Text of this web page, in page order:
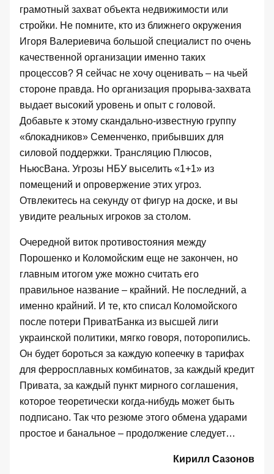
грамотный захват объекта недвижимости или
стройки. Не помните, кто из ближнего окружения
Игоря Валериевича большой специалист по очень
качественной организации именно таких
процессов? Я сейчас не хочу оценивать – на чьей
стороне правда. Но организация прорыва-захвата
выдает высокий уровень и опыт с головой.
Добавьте к этому скандально-известную группу
«блокадников» Семенченко, прибывших для
силовой поддержки. Трансляцию Плюсов,
НьюсВана. Угрозы НБУ выселить «1+1» из
помещений и опровержение этих угроз.
Отвлекитесь на секунду от фигур на доске, и вы
увидите реальных игроков за столом.
Очередной виток противостояния между
Порошенко и Коломойским еще не закончен, но
главным итогом уже можно считать его
правильное название – крайний. Не последний, а
именно крайний. И те, кто списал Коломойского
после потери ПриватБанка из высшей лиги
украинской политики, мягко говоря, поторопились.
Он будет бороться за каждую копеечку в тарифах
для ферросплавных комбинатов, за каждый кредит
Привата, за каждый пункт мирного соглашения,
которое теоретически когда-нибудь может быть
подписано. Так что резюме этого обмена ударами
простое и банальное – продолжение следует…
Кирилл Сазонов